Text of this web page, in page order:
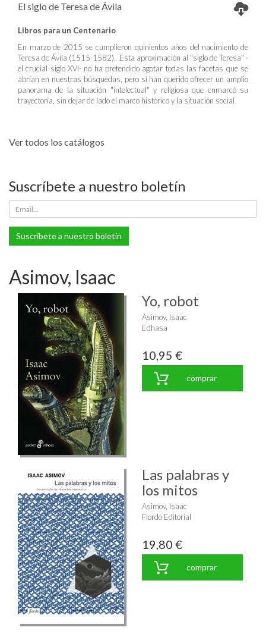
El siglo de Teresa de Ávila
Libros para un Centenario
En marzo de 2015 se cumplieron quinientos años del nacimiento de
Teresa de Ávila (1515-1582). Esta aproximación al "siglo de Teresa" -
el crucial siglo XVI- no ha pretendido agotar todas las facetas que se
abrían en nuestras búsquedas, pero sí han querido ofrecer un amplio
panorama de la situación "intelectual" y religiosa que enmarcó su
trayectoria, sin dejar de lado el marco histórico y la situación social
Ver todos los catálogos
Suscríbete a nuestro boletín
Suscríbete a nuestro boletín
Asimov, Isaac
Yo, robot
Asimov, Isaac
Edhasa
10,95 €
comprar
Las palabras y
los mitos
Asimov, Isaac
Fiordo Editorial
19,80 €
comprar